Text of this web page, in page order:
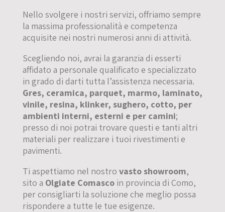
Nello svolgere i nostri servizi, offriamo sempre
la massima professionalità e competenza
acquisite nei nostri numerosi anni di attività.
Scegliendo noi, avrai la garanzia di esserti
affidato a personale qualificato e specializzato
in grado di darti tutta l’assistenza necessaria.
Gres, ceramica, parquet, marmo, laminato,
vinile, resina, klinker, sughero, cotto, per
ambienti interni, esterni e per camini;
presso di noi potrai trovare questi e tanti altri
materiali per realizzare i tuoi rivestimenti e
pavimenti.
Ti aspettiamo nel nostro vasto showroom,
sito a Olgiate Comascoin provincia di Como,
per consigliarti la soluzione che meglio possa
rispondere a tutte le tue esigenze.